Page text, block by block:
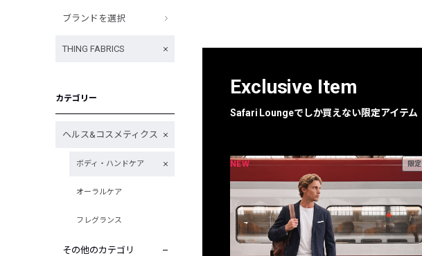
ブランドを選択
THING FABRICS
カテゴリー
ヘルス&コスメティクス
ボディ・ハンドケア
オーラルケア
フレグランス
その他のカテゴリ
Exclusive Item
Safari Loungeでしか買えない限定アイテム
NEW 限定